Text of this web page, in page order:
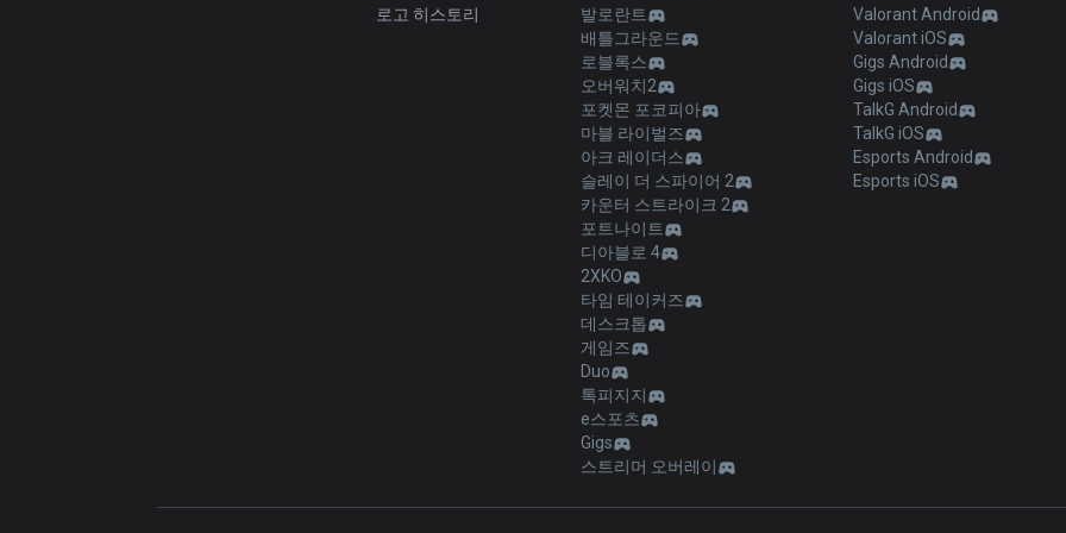
로고 히스토리
발로란트
배틀그라운드
로블록스
오버워치2
포켓몬 포코피아
마블 라이벌즈
아크 레이더스
슬레이 더 스파이어 2
카운터 스트라이크 2
포트나이트
디아블로 4
2XKO
타임 테이커즈
데스크톱
게임즈
Duo
톡피지지
e스포츠
Gigs
스트리머 오버레이
Valorant Android
Valorant iOS
Gigs Android
Gigs iOS
TalkG Android
TalkG iOS
Esports Android
Esports iOS